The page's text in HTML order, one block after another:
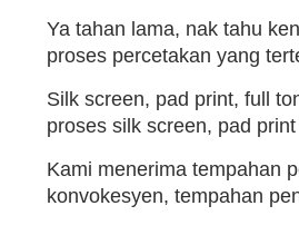
Ya tahan lama, nak tahu
proses percetakan yang
Silk screen, pad print, full
proses silk screen, pad
Kami menerima tempahan
konvokesyen, tempahan